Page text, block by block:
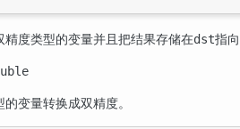
精度类型的变量并且把结果存储在dst指
变量转换成双精度。